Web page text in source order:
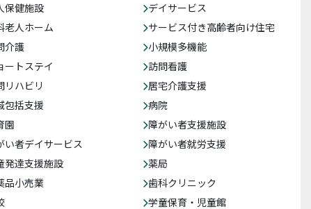
保健施設
デイサービス
老人ホーム
サービス付き高齢者向け住宅
介護
小規模多機能
ートステイ
訪問看護
リハビリ
居宅介護支援
包括支援
病院
園
障がい者支援施設
い者デイサービス
障がい者就労支援
発達支援施設
薬局
品小売業
歯科クリニック
学童保育・児童館